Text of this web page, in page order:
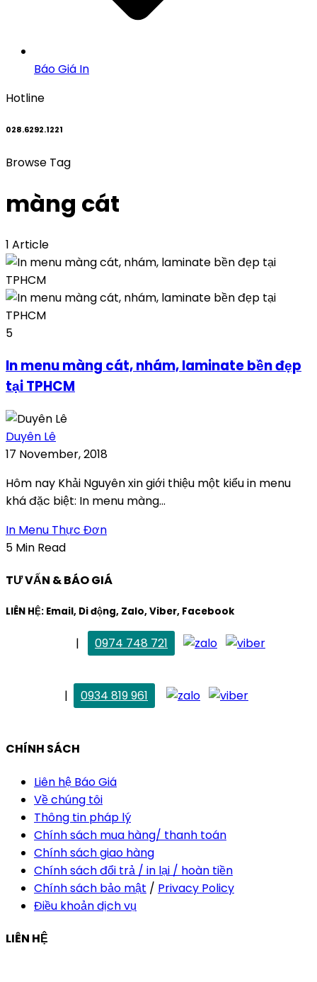
Báo Giá In
Hotline
028.6292.1221
Browse Tag
màng cát
1 Article
5
In menu màng cát, nhám, laminate bền đẹp
tại TPHCM
Duyên Lê
17 November, 2018
Hôm nay Khải Nguyên xin giới thiệu một kiểu in menu
khá đặc biệt: In menu màng...
In Menu Thực Đơn
5 Min Read
TƯ VẤN & BÁO GIÁ
LIÊN HỆ: Email, Di động, Zalo, Viber, Facebook
|
0974 748 721
|
0934 819 961
CHÍNH SÁCH
Liên hệ Báo Giá
Về chúng tôi
Thông tin pháp lý
Chính sách mua hàng/ thanh toán
Chính sách giao hàng
Chính sách đổi trả / in lại / hoàn tiền
Chính sách bảo mật / Privacy Policy
Điều khoản dịch vụ
LIÊN HỆ